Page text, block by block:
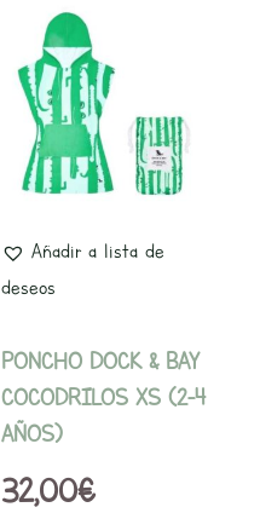
Añadir a lista de
deseos
PONCHO DOCK & BAY
COCODRILOS XS (2-4
AÑOS)
32,00€